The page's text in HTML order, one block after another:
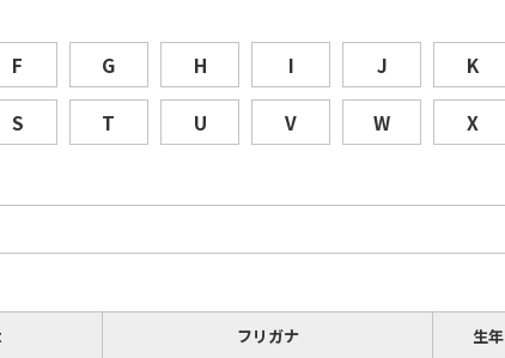
F G H I J K
S T U V W X
フリガナ 生年